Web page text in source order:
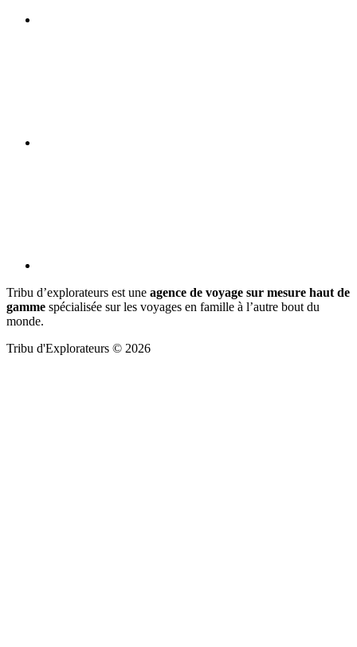
Tribu d’explorateurs est une agence de voyage sur mesure haut de
gamme spécialisée sur les voyages en famille à l’autre bout du
monde.
Tribu d'Explorateurs © 2026